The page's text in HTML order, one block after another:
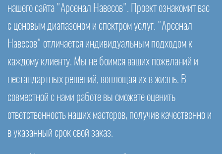
нашего сайта "Арсенал Навесов". Проект ознакомит вас
с ценовым диапазоном и спектром услуг. "Арсенал
Навесов" отличается индивидуальным подходом к
каждому клиенту. Мы не боимся ваших пожеланий и
нестандартных решений, воплощая их в жизнь. В
совместной с нами работе вы сможете оценить
ответственность наших мастеров, получив качественно и
в указанный срок свой заказ.